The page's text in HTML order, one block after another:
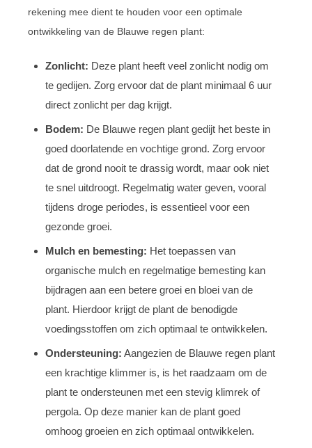
rekening mee dient te houden voor een optimale
ontwikkeling van de Blauwe regen plant:
Zonlicht: Deze plant heeft veel zonlicht nodig om
te gedijen. Zorg ervoor dat de plant minimaal 6 uur
direct zonlicht per dag krijgt.
Bodem: De Blauwe regen plant gedijt het beste in
goed doorlatende en vochtige grond. Zorg ervoor
dat de grond nooit te drassig wordt, maar ook niet
te snel uitdroogt. Regelmatig water geven, vooral
tijdens droge periodes, is essentieel voor een
gezonde groei.
Mulch en bemesting: Het toepassen van
organische mulch en regelmatige bemesting kan
bijdragen aan een betere groei en bloei van de
plant. Hierdoor krijgt de plant de benodigde
voedingsstoffen om zich optimaal te ontwikkelen.
Ondersteuning: Aangezien de Blauwe regen plant
een krachtige klimmer is, is het raadzaam om de
plant te ondersteunen met een stevig klimrek of
pergola. Op deze manier kan de plant goed
omhoog groeien en zich optimaal ontwikkelen.